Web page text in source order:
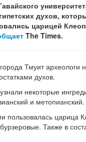
духов,
царицей
The Times.
Тмуит
духов.
некоторые
и метопианский.
царица
Также в